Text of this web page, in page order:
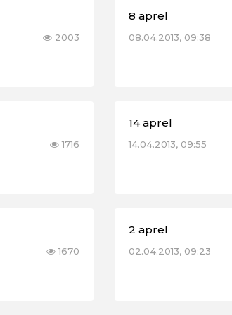
2003
8 aprel
08.04.2013, 09:38
1716
14 aprel
14.04.2013, 09:55
1670
2 aprel
02.04.2013, 09:23